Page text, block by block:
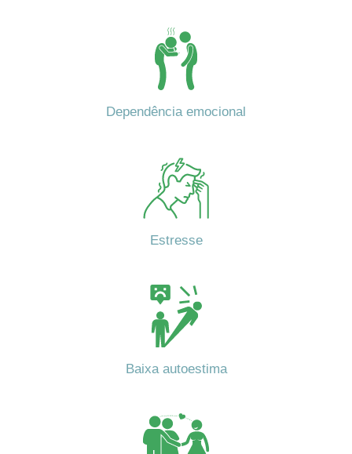
Dependência emocional
Estresse
Baixa autoestima